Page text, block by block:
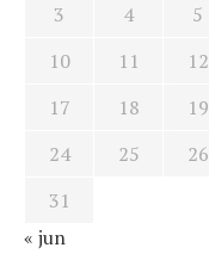
3
4 5
10
11 12
17
18 19
24
25 26
31
« jun